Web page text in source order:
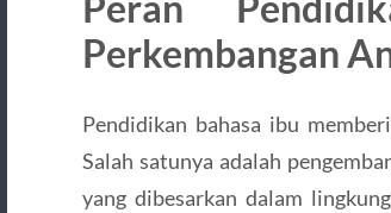
Perkembangan
Pendidikan bahasa ibu
Salah satunya adalah
yang dibesarkan dalam